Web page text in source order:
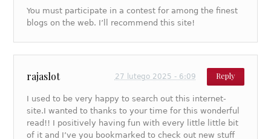
You must participate in a contest for among the finest
blogs on the web. I’ll recommend this site!
rajaslot Reply
27 lutego 2025 - 6:09
I used to be very happy to search out this internet-
site.I wanted to thanks to your time for this wonderful
read!! I positively having fun with every little little bit
of it and I’ve you bookmarked to check out new stuff